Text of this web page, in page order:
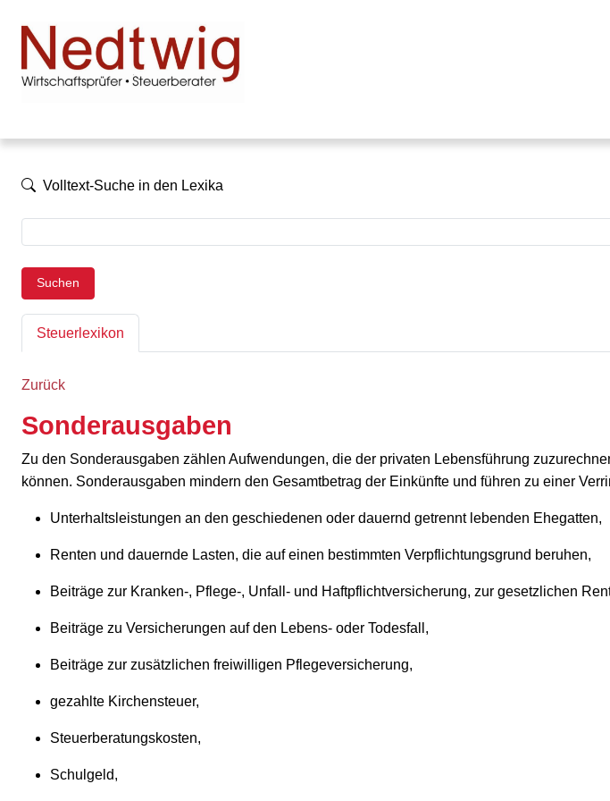
Volltext-Suche in den Lexika
Suchen
Steuerlexikon
Zurück
Sonderausgaben
Zu den Sonderausgaben zählen Aufwendungen, die der privaten Lebensführung
können. Sonderausgaben mindern den Gesamtbetrag der Einkünfte und führen zu einer
Unterhaltsleistungen an den geschiedenen oder dauernd getrennt lebenden Ehegatten,
Renten und dauernde Lasten, die auf einen bestimmten Verpflichtungsgrund beruhen,
Beiträge zur Kranken-, Pflege-, Unfall- und Haftpflichtversicherung, zur gesetzlichen
Beiträge zu Versicherungen auf den Lebens- oder Todesfall,
Beiträge zur zusätzlichen freiwilligen Pflegeversicherung,
gezahlte Kirchensteuer,
Steuerberatungskosten,
Schulgeld,